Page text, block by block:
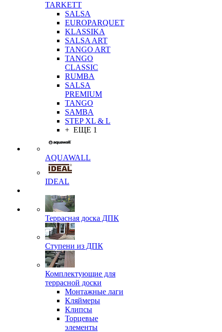
TARKETT
SALSA
EUROPARQUET
KLASSIKA
SALSA ART
TANGO ART
TANGO
CLASSIC
RUMBA
SALSA
PREMIUM
TANGO
SAMBA
STEP XL & L
+ ЕЩЕ 1
AQUAWALL
IDEAL
Террасная доска ДПК
Ступени из ДПК
Комплектующие для
террасной доски
Монтажные лаги
Кляймеры
Клипсы
Торцевые
элементы